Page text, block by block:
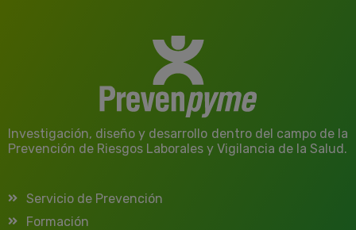
Investigación, diseño y desarrollo dentro del campo de la
Prevención de Riesgos Laborales y Vigilancia de la Salud.
Servicio de Prevención
Formación